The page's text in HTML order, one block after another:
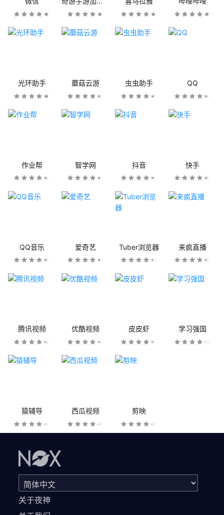
光环助手 蘑菇云游 虫虫助手 QQ
作业帮 智学网 抖音 快手
QQ音乐 爱奇艺 Tuber浏览器 来疯直播
腾讯视频 优酷视频 皮皮虾 学习强国
猿辅导 西瓜视频 剪映
关于夜神